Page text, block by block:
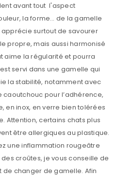
avant tout l'aspect
la forme… de la gamelle
surtout de savourer
propre, mais aussi harmonisé
aime la régularité et pourra
servi dans une gamelle qui
la stabilité, notamment avec
pour l’adhérence,
en inox, en verre bien tolérées
Attention, certains chats plus
être allergiques au plastique.
une inflammation rougeâtre
croûtes, je vous conseille de
changer de gamelle. Afin